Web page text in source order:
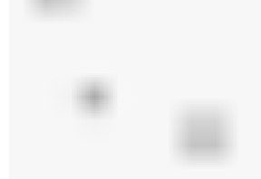
tạo nên âm cao mượt mà, trong trẻo
yếu tố quan trọng khi tái tạo nội dung
Hai củ loa mid/bass sử dụng màng